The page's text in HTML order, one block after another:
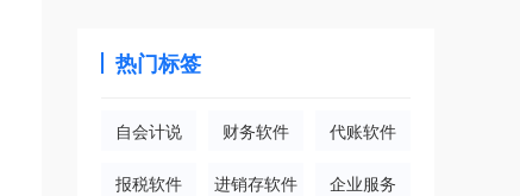
热门标签
自会计说 财务软件 代账软件
报税软件 进销存软件 企业服务